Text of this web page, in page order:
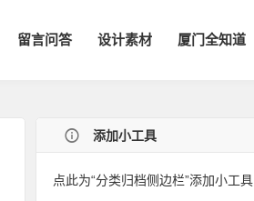
留言问答 设计素材 厦门全知道
添加小工具
点此为“分类归档侧边栏”添加小工具